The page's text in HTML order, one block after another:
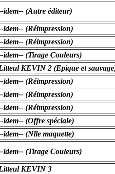
idem-- (Autre éditeur)
idem-- (Réimpression)
idem-- (Réimpression)
idem-- (Tirage Couleurs)
KEVIN 2 (Epique et
idem-- (Réimpression)
idem-- (Réimpression)
idem-- (Réimpression)
idem-- (Offre spéciale)
idem-- (Nlle maquette)
idem-- (Tirage Couleurs)
KEVIN 3